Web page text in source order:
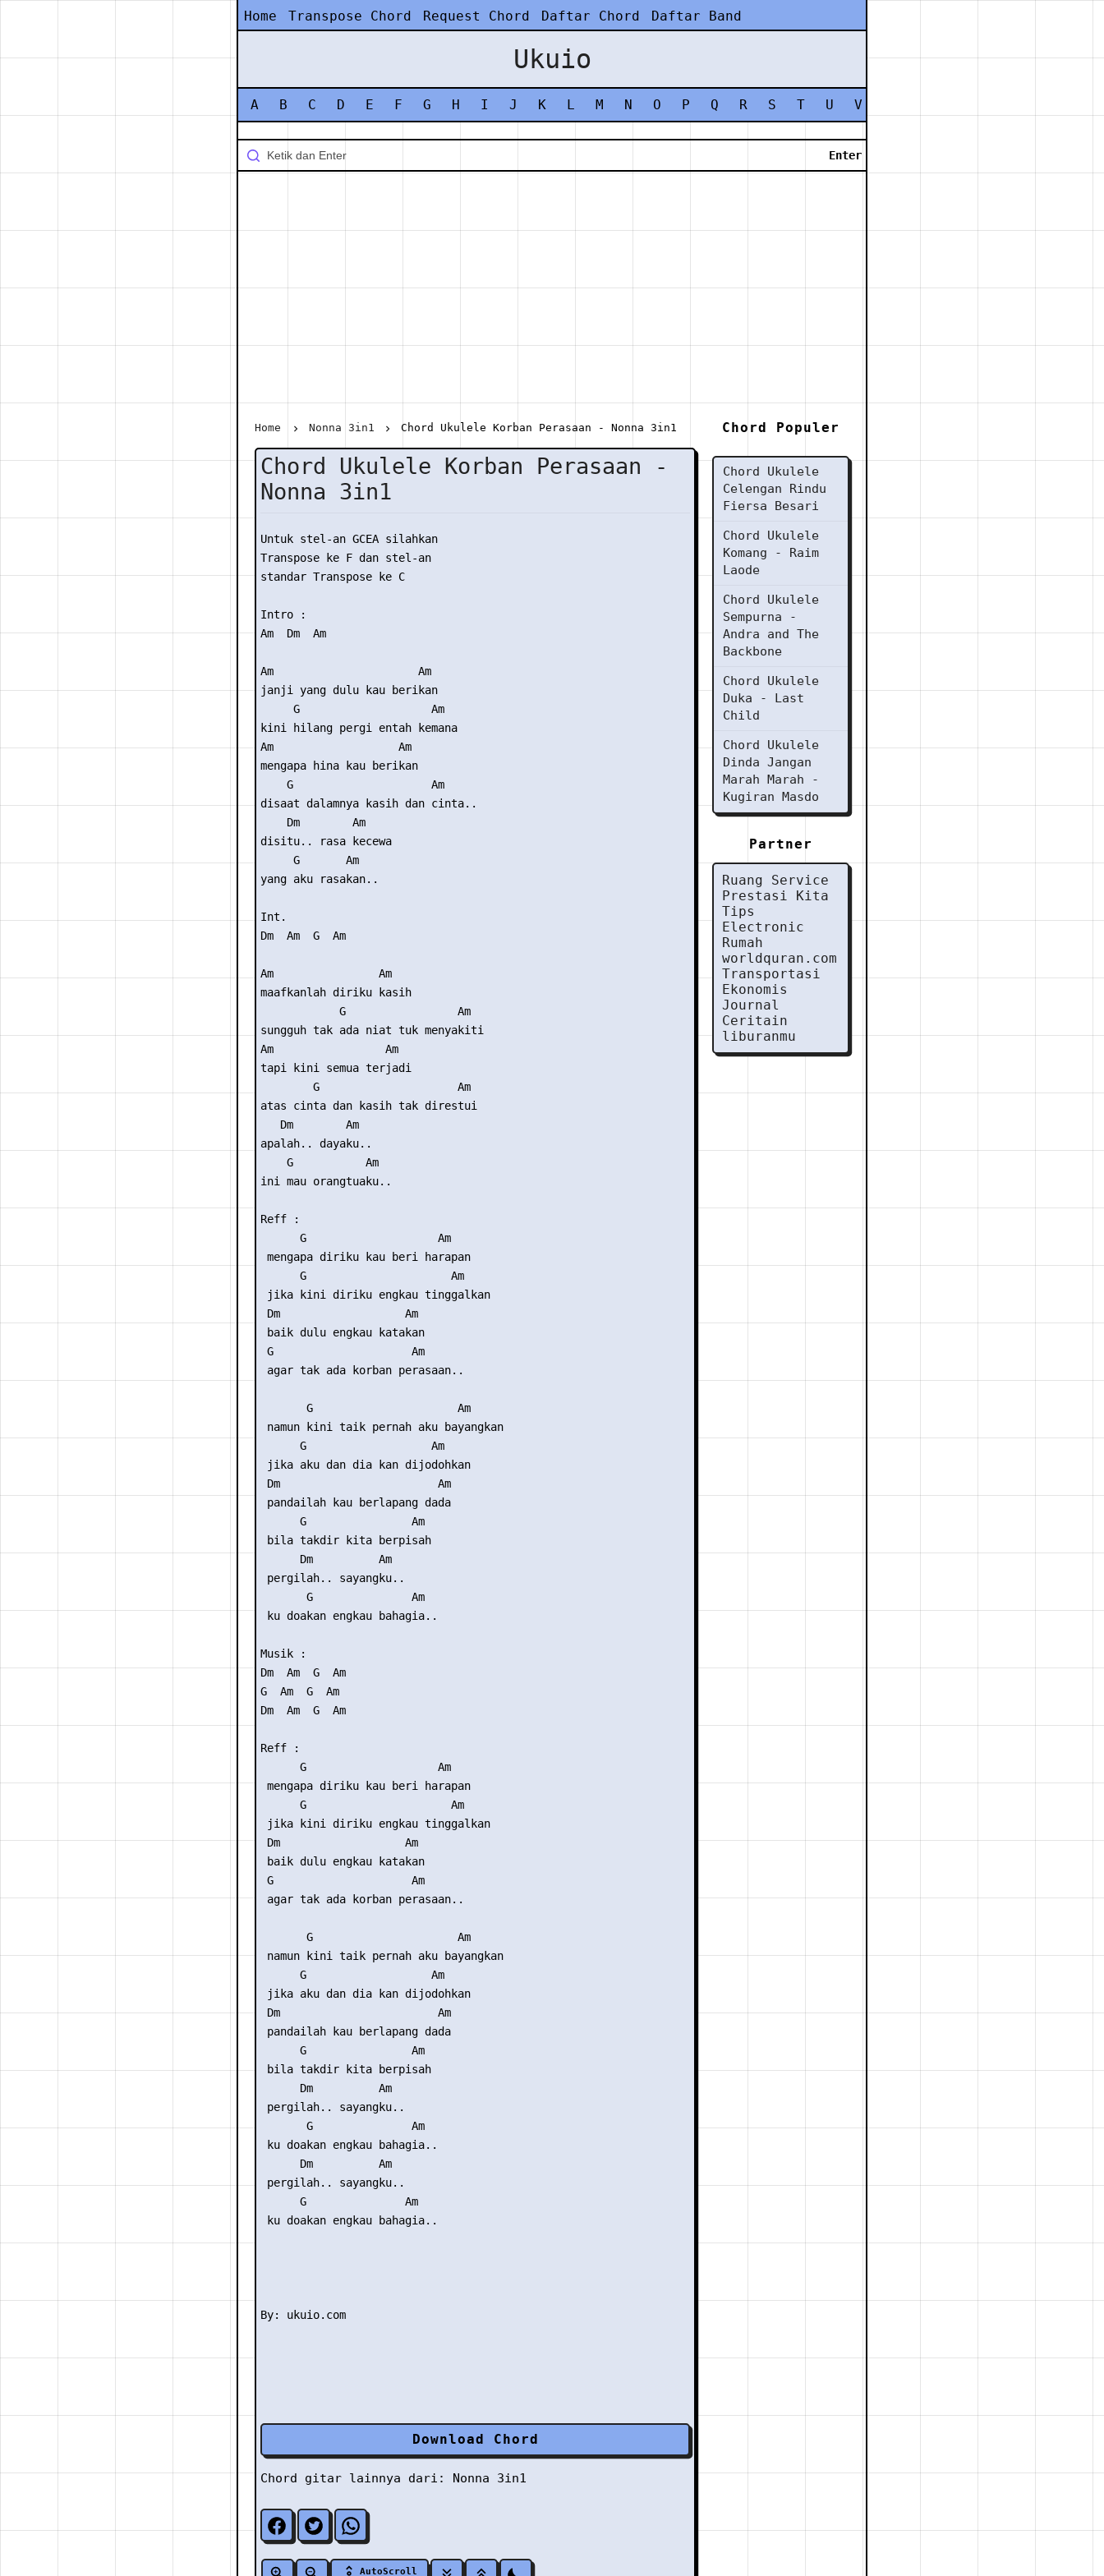
Home Transpose Chord Request Chord Daftar Chord Daftar Band
Ukuio
A B C D E F G H I J K L M N O P Q R S T U V
Home Nonna 3in1 Chord Ukulele Korban Perasaan - Nonna 3in1
Chord Ukulele Korban Perasaan -
Nonna 3in1
Untuk stel-an GCEA silahkan
Transpose ke F dan stel-an
standar Transpose ke C
Intro :
Am  Dm  Am
Am                      Am
janji yang dulu kau berikan
     G                    Am
kini hilang pergi entah kemana
Am                   Am
mengapa hina kau berikan
    G                     Am
disaat dalamnya kasih dan cinta..
    Dm        Am
disitu.. rasa kecewa
     G       Am
yang aku rasakan..
Int.
Dm  Am  G  Am
Am                Am
maafkanlah diriku kasih
            G                 Am
sungguh tak ada niat tuk menyakiti
Am                 Am
tapi kini semua terjadi
        G                     Am
atas cinta dan kasih tak direstui
   Dm        Am
apalah.. dayaku..
    G           Am
ini mau orangtuaku..
Reff :
      G                    Am
mengapa diriku kau beri harapan
      G                      Am
jika kini diriku engkau tinggalkan
Dm                   Am
baik dulu engkau katakan
G                     Am
agar tak ada korban perasaan..
       G                      Am
namun kini taik pernah aku bayangkan
      G                   Am
jika aku dan dia kan dijodohkan
Dm                        Am
pandailah kau berlapang dada
      G                Am
bila takdir kita berpisah
      Dm          Am
pergilah.. sayangku..
       G               Am
ku doakan engkau bahagia..
Musik :
Dm  Am  G  Am
G  Am  G  Am
Dm  Am  G  Am
Reff :
      G                    Am
mengapa diriku kau beri harapan
      G                      Am
jika kini diriku engkau tinggalkan
Dm                   Am
baik dulu engkau katakan
G                     Am
agar tak ada korban perasaan..
       G                      Am
namun kini taik pernah aku bayangkan
      G                   Am
jika aku dan dia kan dijodohkan
Dm                        Am
pandailah kau berlapang dada
      G                Am
bila takdir kita berpisah
      Dm          Am
pergilah.. sayangku..
       G               Am
ku doakan engkau bahagia..
      Dm          Am
pergilah.. sayangku..
      G               Am
ku doakan engkau bahagia..
Download Chord
Chord gitar lainnya dari: Nonna 3in1
AutoScroll
Chord Populer
Chord Ukulele
Celengan Rindu
Fiersa Besari
Chord Ukulele
Komang - Raim
Laode
Chord Ukulele
Sempurna -
Andra and The
Backbone
Chord Ukulele
Duka - Last
Child
Chord Ukulele
Dinda Jangan
Marah Marah -
Kugiran Masdo
Partner
Ruang Service
Prestasi Kita
Tips
Electronic
Rumah
worldquran.com
Transportasi
Ekonomis
Journal
Ceritain
liburanmu